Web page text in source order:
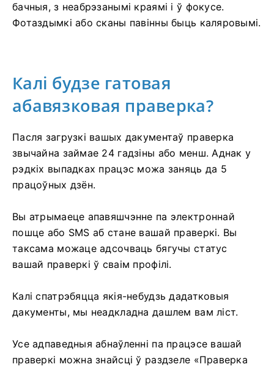
бачныя, з неабрэзанымі краямі і ў фокусе.
Фотаздымкі або сканы павінны быць каляровымі.
Калі будзе гатовая
абавязковая праверка?
Пасля загрузкі вашых дакументаў праверка
звычайна займае 24 гадзіны або менш. Аднак у
рэдкіх выпадках працэс можа заняць да 5
працоўных дзён.
Вы атрымаеце апавяшчэнне па электроннай
пошце або SMS аб стане вашай праверкі. Вы
таксама можаце адсочваць бягучы статус
вашай праверкі ў сваім профілі.
Калі спатрэбяцца якія-небудзь дадатковыя
дакументы, мы неадкладна дашлем вам ліст.
Усе адпаведныя абнаўленні па працэсе вашай
праверкі можна знайсці ў раздзеле «Праверка